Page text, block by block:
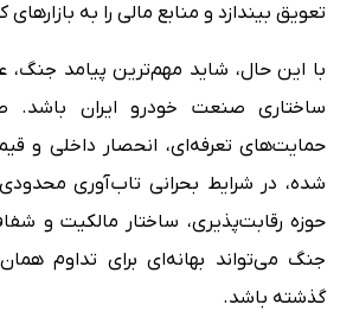
تعویق بیندازد و منابع مالی را به
با این حال، شاید مهم‌ترین پیامد
ساختاری صنعت خودرو ایران باشد.
حمایت‌های تعرفه‌ای، انحصار داخلی و
شده، در شرایط بحرانی تاب‌آوری محدودی
حوزه رقابت‌پذیری، ساختار مالکیت و
جنگ می‌تواند بهانه‌ای برای تداوم
گذشته باشد.